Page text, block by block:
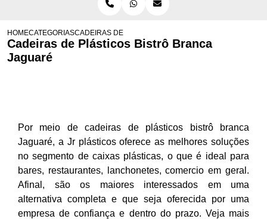
HOMECATEGORIASCADEIRAS DE PLÁSTICOS BISTRÔ BRANCA JAGUARÉ
Cadeiras de Plásticos Bistrô Branca
Jaguaré
Por meio de cadeiras de plásticos bistrô branca
Jaguaré, a Jr plásticos oferece as melhores soluções
no segmento de caixas plásticas, o que é ideal para
bares, restaurantes, lanchonetes, comercio em geral.
Afinal, são os maiores interessados em uma
alternativa completa e que seja oferecida por uma
empresa de confiança e dentro do prazo. Veja mais